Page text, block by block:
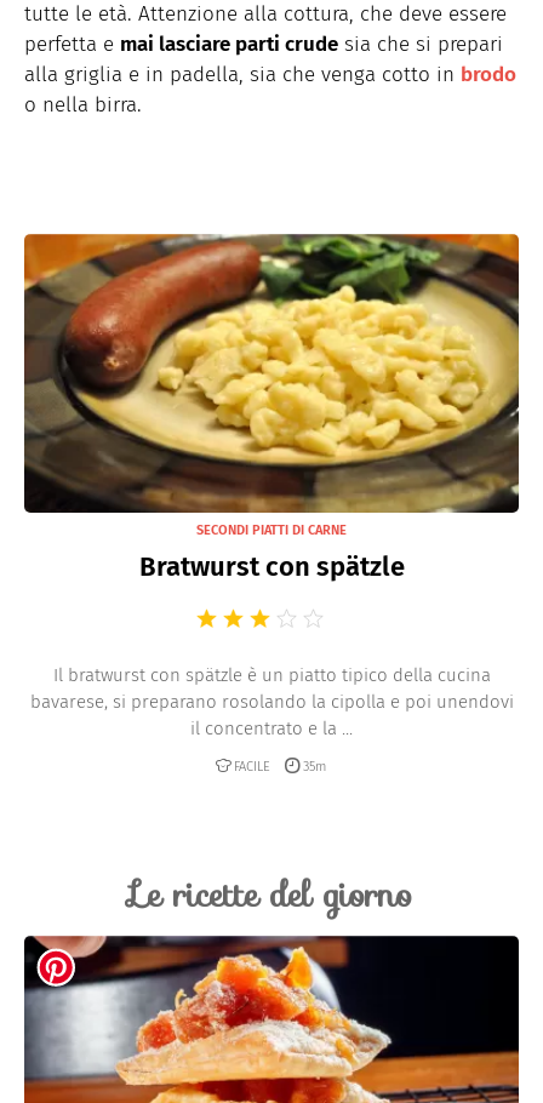
tutte le età. Attenzione alla cottura, che deve essere
perfetta e mai lasciare parti crude sia che si prepari
alla griglia e in padella, sia che venga cotto in brodo
o nella birra.
SECONDI PIATTI DI CARNE
Bratwurst con spätzle
Il bratwurst con spätzle è un piatto tipico della cucina
bavarese, si preparano rosolando la cipolla e poi unendovi
il concentrato e la ...
FACILE 35m
Le ricette del giorno